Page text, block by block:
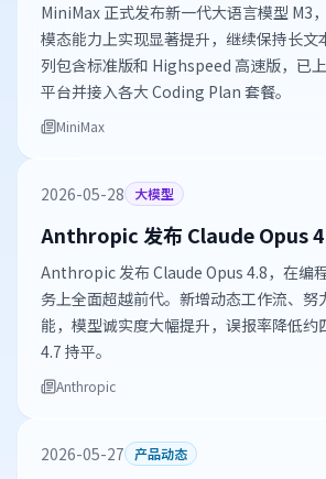
MiniMax 正式发布新一代大语言模型 M3
模态能力上实现显著提升，继续保持长文
列包含标准版和 Highspeed 高速版，已
平台并接入各大 Coding Plan 套餐。
MiniMax
2026-05-28 大模型
Anthropic 发布 Claude Opus
Anthropic 发布 Claude Opus 4.8，在编
务上全面超越前代。新增动态工作流、努
能，模型诚实度大幅提升，误报率降低约
4.7 持平。
Anthropic
2026-05-27 产品动态